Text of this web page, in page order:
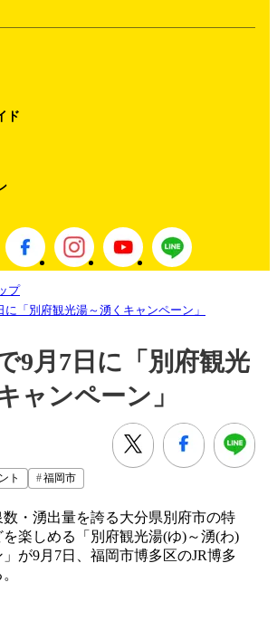
ド
プ
「別府観光湯～湧くキャンペーン」
9月7日に「別府観光
ャンペーン」
ト 福岡市
・湧出量を誇る大分県別府市の特
楽しめる「別府観光湯(ゆ)～湧(わ)
」が9月7日、福岡市博多区のJR博多